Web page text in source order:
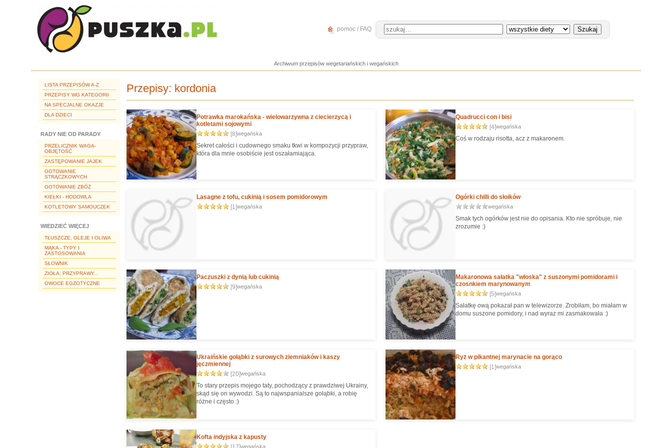
pomoc / FAQ
Archiwum przepisów wegetariańskich i wegańskich
LISTA PRZEPISÓW A-Z
PRZEPISY WG KATEGORII
NA SPECJALNE OKAZJE
DLA DZIECI
RADY NIE OD PARADY
PRZELICZNIK WAGA-
OBJĘTOŚĆ
ZASTĘPOWANIE JAJEK
GOTOWANIE
STRĄCZKOWYCH
GOTOWANIE ZBÓŻ
KIEŁKI - HODOWLA
KOTLETOWY SAMOUCZEK
WIEDZIEĆ WIĘCEJ
TŁUSZCZE, OLEJE I OLIWA
MĄKA - TYPY I
ZASTOSOWANIA
SŁOWNIK
ZIOŁA, PRZYPRAWY...
OWOCE EGZOTYCZNE
Przepisy: kordonia
Potrawka marokańska - wielowarzywna z ciecierzycą i
kotletami sojowymi
[8]wegańska
Sekret całości i cudownego smaku tkwi w kompozycji przypraw,
która dla mnie osobiście jest oszałamiająca.
Quadrucci con i bisi
[4]wegańska
Coś w rodzaju risotta, acz z makaronem.
Lasagne z tofu, cukinią i sosem pomidorowym
[1]wegańska
Ogórki chilli do słoików
wegańska
Smak tych ogórków jest nie do opisania. Kto nie spróbuje, nie
zrozumie :)
Paczuszki z dynią lub cukinią
[9]wegańska
Makaronowa sałatka "włoska" z suszonymi pomidorami i
czosnkiem marynowanym
[5]wegańska
Sałatkę ową pokazał pan w telewizorze. Zrobiłam, bo miałam w
domu suszone pomidory, i nad wyraz mi zasmakowała :)
Ukraińskie gołąbki z surowych ziemniaków i kaszy
jęczmiennej
[20]wegańska
To stary przepis mojego taty, pochodzący z prawdziwej Ukrainy,
skąd się on wywodzi. Są to najwspanialsze gołąbki, a robię
różne i często :)
Ryż w pikantnej marynacie na gorąco
[1]wegańska
Kofta indyjska z kapusty
wegańska